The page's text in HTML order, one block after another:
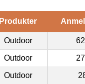
Produkter
Outdoor
Outdoor
Outdoor